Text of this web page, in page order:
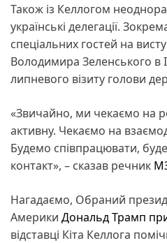
Також із Келлогом
українські делегації.
спеціальних гостей на
Володимира Зеленського в
липневого візиту голови
«Звичайно, ми чекаємо на
активну. Чекаємо на
Будемо співпрацювати,
контакт», – сказав речник
Нагадаємо, Обраний
Америки Дональд Трамп
відставці Кіта Келлога